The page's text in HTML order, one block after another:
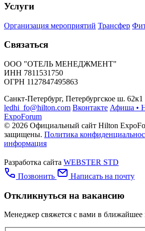
Услуги
Организация мероприятий Трансфер
Связаться
ООО "ОТЕЛЬ МЕНЕДЖМЕНТ"
ИНН 7811531750
ОГРН 1127847495863
Санкт-Петербург, Петербургское ш. 62к1
ledhi_fo@hilton.com Вконтакте Афиша •
ExpoForum
© 2026 Официальный сайт Hilton
защищены. Политика
информация
Разработка сайта WEBSTER STD
Позвонить
Написать на почту
Откликнуться на вакансию
Менеджер свяжется с вами в ближайшее